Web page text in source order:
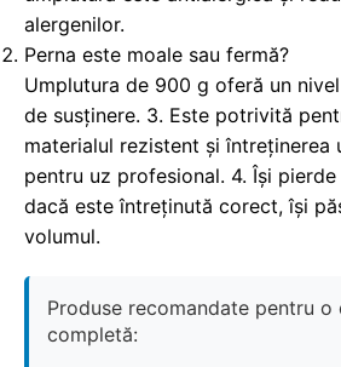
alergenilor.
Perna este moale sau fermă?
Umplutura de 900 g oferă un
de susținere. 3. Este potrivită
materialul rezistent și întreținerea
pentru uz profesional. 4. Își
dacă este întreținută corect, își
volumul.
Produse recomandate pentru o
completă: